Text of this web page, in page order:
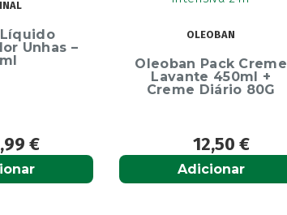
Unhas –
€
OLEOBAN
Oleoban Pack Creme
Lavante 450ml +
Creme Diário 80G
12,50 €
Adicionar